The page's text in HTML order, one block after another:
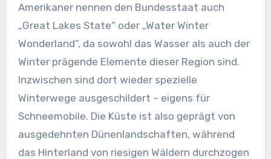
Amerikaner nennen den Bundesstaat auch
„Great Lakes State“ oder „Water Winter
Wonderland“, da sowohl das Wasser als auch der
Winter prägende Elemente dieser Region sind.
Inzwischen sind dort wieder spezielle
Winterwege ausgeschildert – eigens für
Schneemobile. Die Küste ist also geprägt von
ausgedehnten Dünenlandschaften, während
das Hinterland von riesigen Wäldern durchzogen